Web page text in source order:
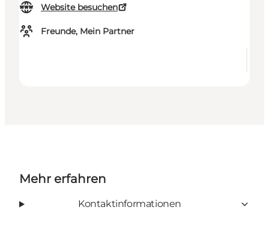
Website besuchen
Freunde, Mein Partner
Mehr erfahren
Kontaktinformationen